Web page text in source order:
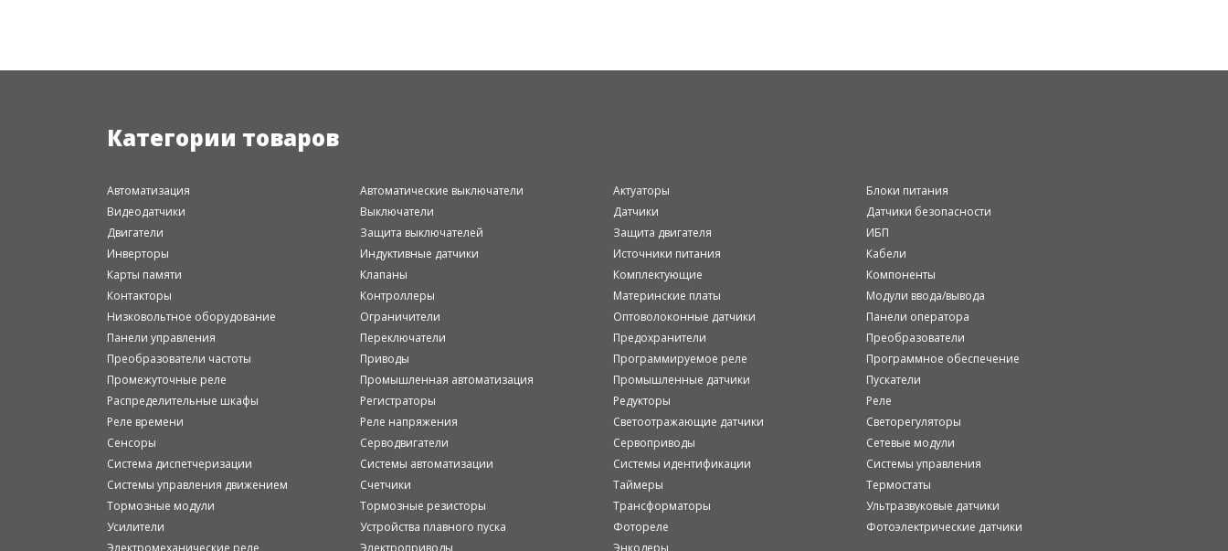
Категории товаров
Автоматизация Автоматические выключатели Актуаторы
Блоки питания
Видеодатчики
Выключатели Датчики
Датчики безопасности
Двигатели
Защита выключателей Защита двигателя
ИБП
Инверторы
Индуктивные датчики Источники питания
Кабели
Карты памяти
Клапаны Комплектующие
Компоненты
Контакторы
Контроллеры Материнские платы
Модули ввода/вывода
Низковольтное оборудование
Ограничители Оптоволоконные датчики
Панели оператора
Панели управления
Переключатели Предохранители
Преобразователи
Преобразователи частоты
Приводы Программируемое реле
Программное обеспечение
Промежуточные реле
Промышленная автоматизация Промышленные датчики
Пускатели
Распределительные шкафы
Регистраторы Редукторы
Реле
Реле времени
Реле напряжения Светоотражающие датчики
Светорегуляторы
Сенсоры
Серводвигатели Сервоприводы
Сетевые модули
Система диспетчеризации
Системы автоматизации Системы идентификации
Системы управления
Системы управления движением
Счетчики Таймеры
Термостаты
Тормозные модули
Тормозные резисторы Трансформаторы
Ультразвуковые датчики
Усилители
Устройства плавного пуска Фотореле
Фотоэлектрические датчики
Электромеханические реле
Электроприводы Энкодеры